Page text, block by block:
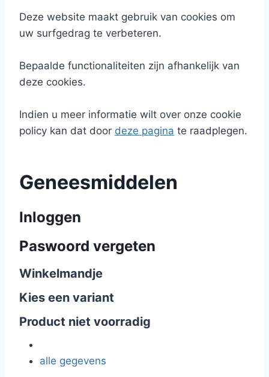
Deze website maakt gebruik van cookies om
uw surfgedrag te verbeteren.
Bepaalde functionaliteiten zijn afhankelijk van
deze cookies.
Indien u meer informatie wilt over onze cookie
policy kan dat door deze pagina te raadplegen.
Geneesmiddelen
Inloggen
Paswoord vergeten
Winkelmandje
Kies een variant
Product niet voorradig
alle gegevens